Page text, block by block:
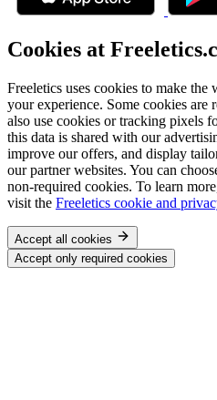
Cookies at
Freeletics uses cookies to make
your experience. Some cookies are
also use cookies or tracking pixels
this data is shared with our
improve our offers, and display
our partner websites. You can
non-required cookies. To learn
visit the Freeletics cookie and
Accept all cookies
Accept only required cookies